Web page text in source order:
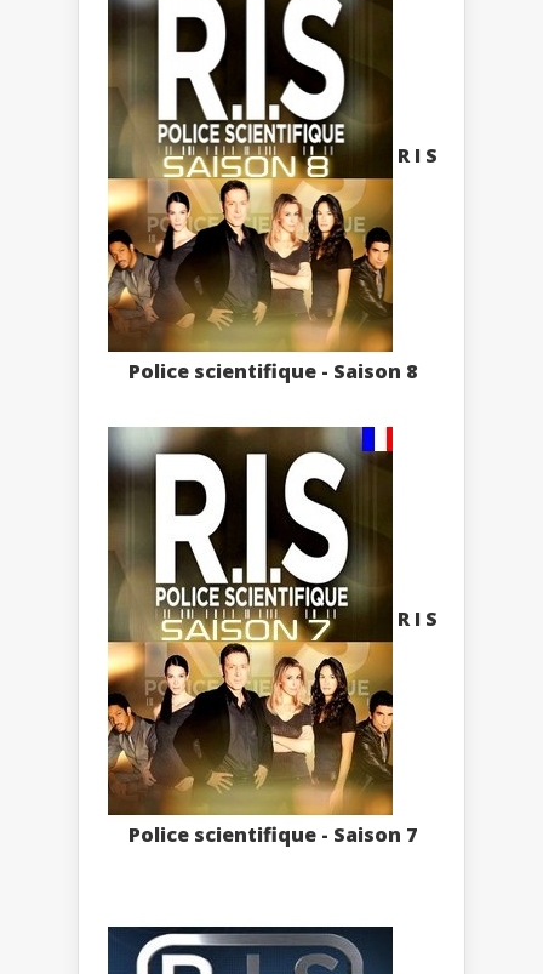
R I S
Police scientifique - Saison 8
R I S
Police scientifique - Saison 7